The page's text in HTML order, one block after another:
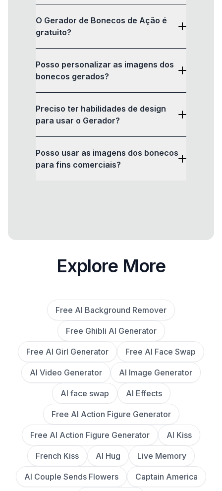
O Gerador de Bonecos de Ação é
gratuito?
Posso personalizar as imagens dos
bonecos gerados?
Preciso ter habilidades de design
para usar o Gerador?
Posso usar as imagens dos bonecos
para fins comerciais?
Explore More
Free AI Background Remover
Free Ghibli AI Generator
Free AI Girl Generator Free AI Face Swap
AI Video Generator AI Image Generator
AI face swap AI Effects
Free AI Action Figure Generator
Free AI Action Figure Generator AI Kiss
French Kiss AI Hug Live Memory
AI Couple Sends Flowers Captain America